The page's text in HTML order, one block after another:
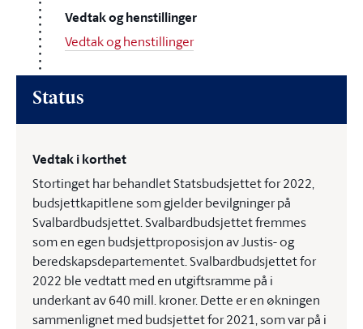
Vedtak og henstillinger
Vedtak og henstillinger
Status
Vedtak i korthet
Stortinget har behandlet Statsbudsjettet for 2022,
budsjettkapitlene som gjelder bevilgninger på
Svalbardbudsjettet. Svalbardbudsjettet fremmes
som en egen budsjettproposisjon av Justis- og
beredskapsdepartementet. Svalbardbudsjettet for
2022 ble vedtatt med en utgiftsramme på i
underkant av 640 mill. kroner. Dette er en økningen
sammenlignet med budsjettet for 2021, som var på i